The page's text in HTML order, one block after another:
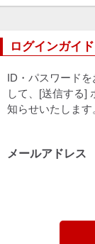
ログインガイド
ID・パスワード
して、[送信する]
知らせいたします
メールアドレス